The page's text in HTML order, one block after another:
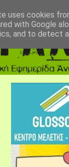
uses cookies
with Google
and to detect